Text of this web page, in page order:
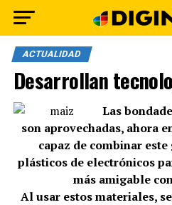
ACTUALIDAD
Desarrollan
Las
son aprovechadas, ahora
capaz de combinar
plásticos de electrónicos
más amigable
Al usar estos materiales,